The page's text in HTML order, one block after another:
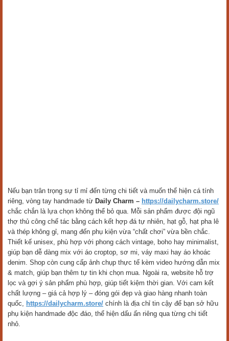
Nếu bạn trân trọng sự tỉ mỉ đến từng chi tiết và muốn thể hiện cá tính
riêng, vòng tay handmade từ Daily Charm – https://dailycharm.store/
chắc chắn là lựa chọn không thể bỏ qua. Mỗi sản phẩm được đội ngũ
thợ thủ công chế tác bằng cách kết hợp đá tự nhiên, hạt gỗ, hạt pha lê
và thép không gỉ, mang đến phụ kiện vừa “chất chơi” vừa bền chắc.
Thiết kế unisex, phù hợp với phong cách vintage, boho hay minimalist,
giúp bạn dễ dàng mix với áo croptop, sơ mi, váy maxi hay áo khoác
denim. Shop còn cung cấp ảnh chụp thực tế kèm video hướng dẫn mix
& match, giúp bạn thêm tự tin khi chọn mua. Ngoài ra, website hỗ trợ
lọc và gợi ý sản phẩm phù hợp, giúp tiết kiệm thời gian. Với cam kết
chất lượng – giá cả hợp lý – đóng gói đẹp và giao hàng nhanh toàn
quốc, https://dailycharm.store/ chính là địa chỉ tin cậy để bạn sở hữu
phụ kiện handmade độc đáo, thể hiện dấu ấn riêng qua từng chi tiết
nhỏ.